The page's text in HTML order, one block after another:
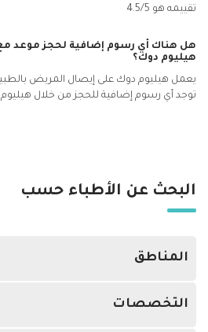
تقييمه هو 4.5/5
هل هناك أي رسوم إضافية لحجز موعد
هيليوم دوك؟
يعمل هيليوم دوك على إيصال المريض
توجد أي رسوم إضافية للحجز من خلال
البحث عن الأطباء حسب
المناطق
التخصصات